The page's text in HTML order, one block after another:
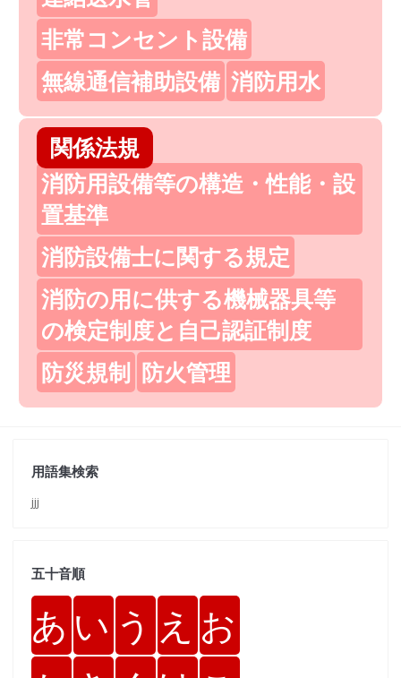
非常コンセント設備
無線通信補助設備 消防用水
関係法規
消防用設備等の構造・性能・設
置基準
消防設備士に関する規定
消防の用に供する機械器具等
の検定制度と自己認証制度
防災規制 防火管理
用語集検索
jjj
五十音順
あ い う え お